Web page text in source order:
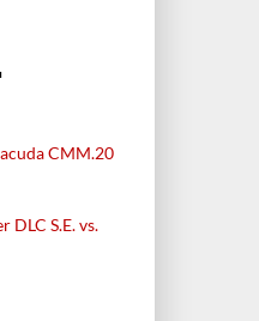
CMM.20
DLC S.E. vs.